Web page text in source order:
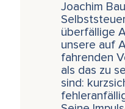
Joachim
überfällige
unsere auf
fahrenden
als das zu
sind: